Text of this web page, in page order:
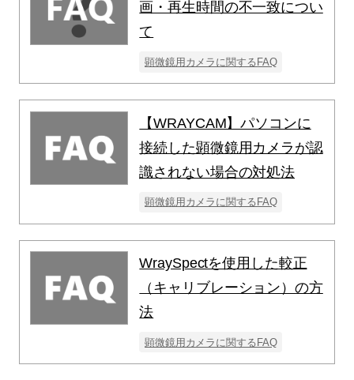
画・再生時間の不一致につい
て
顕微鏡用カメラに関するFAQ
【WRAYCAM】パソコンに
接続した顕微鏡用カメラが認
識されない場合の対処法
顕微鏡用カメラに関するFAQ
WraySpectを使用した較正
（キャリブレーション）の方
法
顕微鏡用カメラに関するFAQ